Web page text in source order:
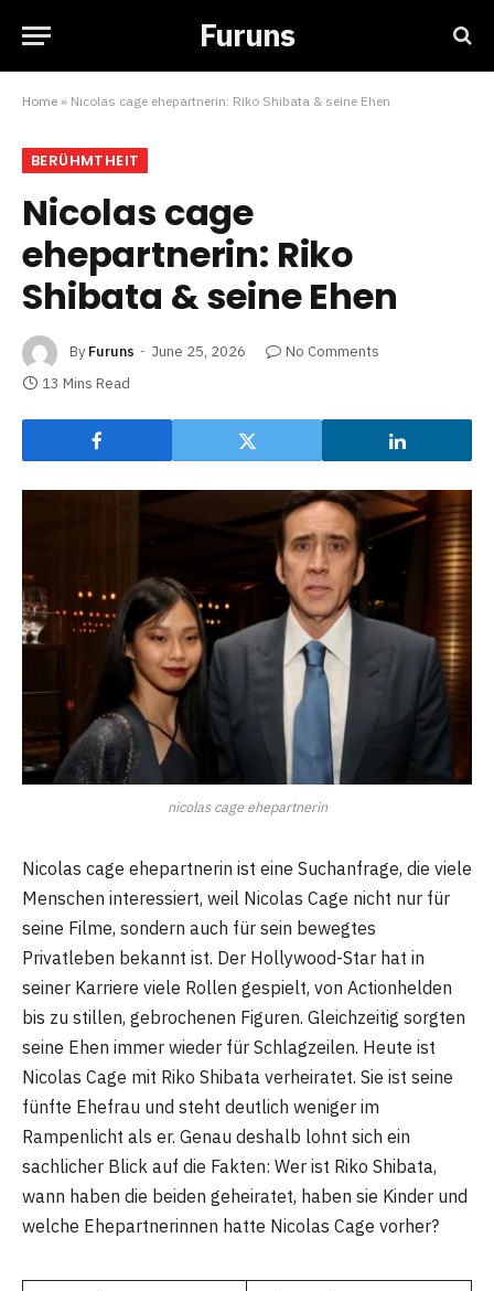
Furuns
Home » Nicolas cage ehepartnerin: Riko Shibata & seine Ehen
BERÜHMTHEIT
Nicolas cage
ehepartnerin: Riko
Shibata & seine Ehen
By Furuns June 25, 2026
No Comments
13 Mins Read
nicolas cage ehepartnerin
Nicolas cage ehepartnerin ist eine Suchanfrage, die viele
Menschen interessiert, weil Nicolas Cage nicht nur für
seine Filme, sondern auch für sein bewegtes
Privatleben bekannt ist. Der Hollywood-Star hat in
seiner Karriere viele Rollen gespielt, von Actionhelden
bis zu stillen, gebrochenen Figuren. Gleichzeitig sorgten
seine Ehen immer wieder für Schlagzeilen. Heute ist
Nicolas Cage mit Riko Shibata verheiratet. Sie ist seine
fünfte Ehefrau und steht deutlich weniger im
Rampenlicht als er. Genau deshalb lohnt sich ein
sachlicher Blick auf die Fakten: Wer ist Riko Shibata,
wann haben die beiden geheiratet, haben sie Kinder und
welche Ehepartnerinnen hatte Nicolas Cage vorher?